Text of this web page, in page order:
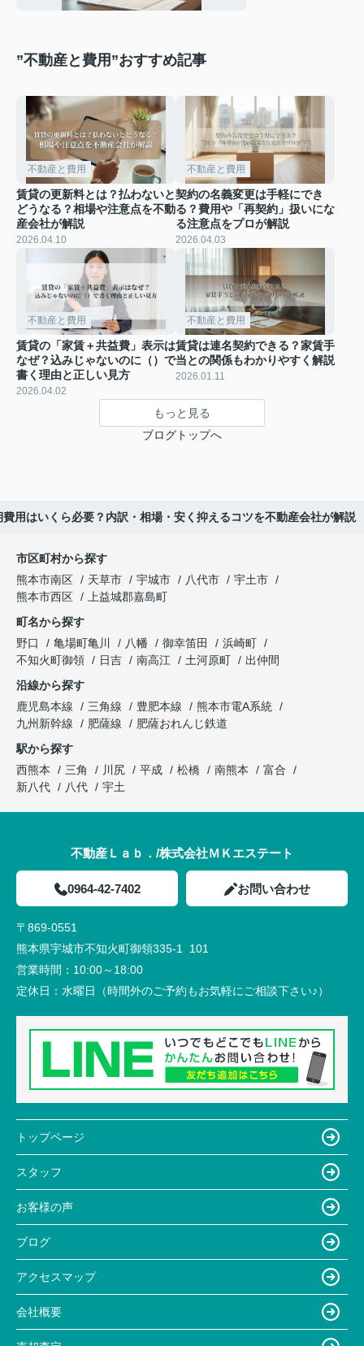
”不動産と費用”おすすめ記事
不動産と費用
賃貸の更新料とは？払わないと
どうなる？相場や注意点を不動
産会社が解説
2026.04.10
不動産と費用
契約の名義変更は手軽にでき
る？費用や「再契約」扱いにな
る注意点をプロが解説
2026.04.03
不動産と費用
賃貸の「家賃＋共益費」表示は
なぜ？込みじゃないのに（）で
書く理由と正しい見方
2026.04.02
不動産と費用
賃貸は連名契約できる？家賃手
当との関係もわかりやすく解説
2026.01.11
もっと見る
ブログトップへ
用はいくら必要？内訳・相場・安く抑えるコツを不動産会社が解説
市区町村から探す
熊本市南区
天草市 宇城市 八代市
宇土市
熊本市西区
上益城郡嘉島町
町名から探す
野口
亀場町亀川 八幡 御幸笛田
浜崎町
不知火町御領
日吉 南高江 土河原町
出仲間
沿線から探す
鹿児島本線
三角線 豊肥本線
熊本市電A系統
九州新幹線
肥薩線
肥薩おれんじ鉄道
駅から探す
西熊本
三角 川尻 平成 松橋 南熊本
富合
新八代
八代 宇土
不動産Ｌａｂ．/株式会社ＭＫエステート
0964-42-7402 お問い合わせ
〒869-0551
熊本県宇城市不知火町御領335-1 101
営業時間： 10:00～18:00
定休日： 水曜日（時間外のご予約もお気軽にご相談下さい♪）
トップページ
スタッフ
お客様の声
ブログ
アクセスマップ
会社概要